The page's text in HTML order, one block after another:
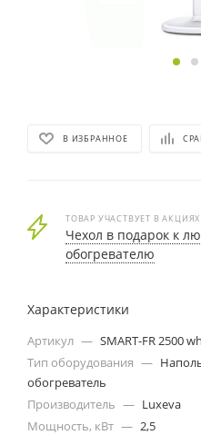
В ИЗБРАННОЕ
ТОВАР УЧАСТВУЕТ В АКЦИЯХ
Чехол в подарок к
обогревателю
Характеристики
Артикул — SMART-FR 2500
Тип оборудования —
обогреватель
Производитель — Luxeva
Мощность, кВт — 2,5